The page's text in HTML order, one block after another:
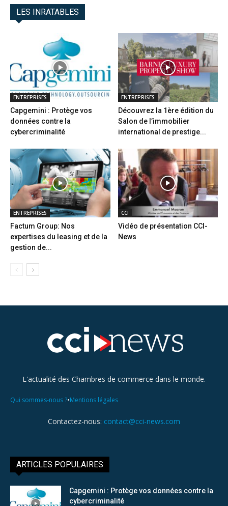
LES INRATABLES
ENTREPRISES
Capgemini : Protège vos
données contre la
cybercriminalité
ENTREPRISES
Découvrez la 1ère édition du
Salon de l’immobilier
international de prestige...
ENTREPRISES
Factum Group: Nos
expertises du leasing et de la
gestion de...
CCI
Vidéo de présentation CCI-
News
L'actualité des Chambres de commerce dans le monde.
Qui sommes-nous ?•Mentions légales
Contactez-nous: contact@cci-news.com
ARTICLES POPULAIRES
Capgemini : Protège vos données contre la
cybercriminalité